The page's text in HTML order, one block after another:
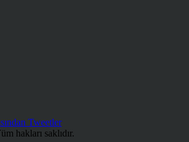
Tweetler
hakları saklıdır.